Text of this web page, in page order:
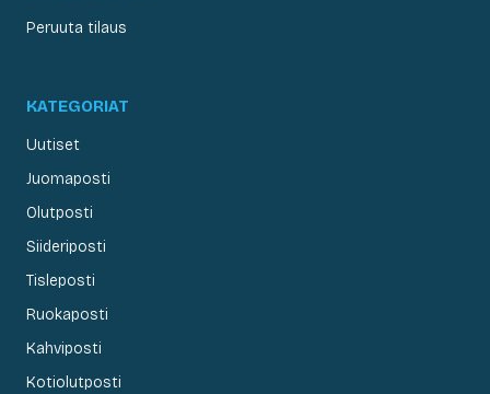
Peruuta tilaus
KATEGORIAT
Uutiset
Juomaposti
Olutposti
Siideriposti
Tisleposti
Ruokaposti
Kahviposti
Kotiolutposti